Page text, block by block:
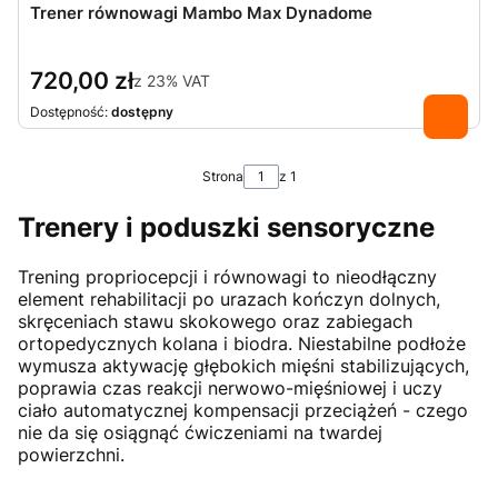
Trener równowagi Mambo Max Dynadome
720,00 złz 23% VAT
Dostępność: dostępny
Strona z 1
Trenery i poduszki sensoryczne
Trening propriocepcji i równowagi to nieodłączny
element rehabilitacji po urazach kończyn dolnych,
skręceniach stawu skokowego oraz zabiegach
ortopedycznych kolana i biodra. Niestabilne podłoże
wymusza aktywację głębokich mięśni stabilizujących,
poprawia czas reakcji nerwowo-mięśniowej i uczy
ciało automatycznej kompensacji przeciążeń - czego
nie da się osiągnąć ćwiczeniami na twardej
powierzchni.